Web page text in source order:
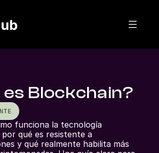
es Blockchain?
funciona la tecnología
qué es resistente a
y qué realmente habilita más